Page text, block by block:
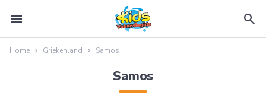
menu search
Home Griekenland Samos
Samos